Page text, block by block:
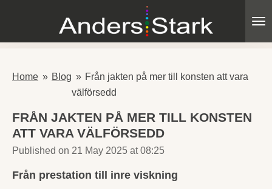
main
Home » Blog » Från jakten på mer till konsten att vara
välförsedd
FRÅN JAKTEN PÅ MER TILL KONSTEN
ATT VARA VÄLFÖRSEDD
Published on 21 May 2025 at 08:25
Från prestation till inre viskning